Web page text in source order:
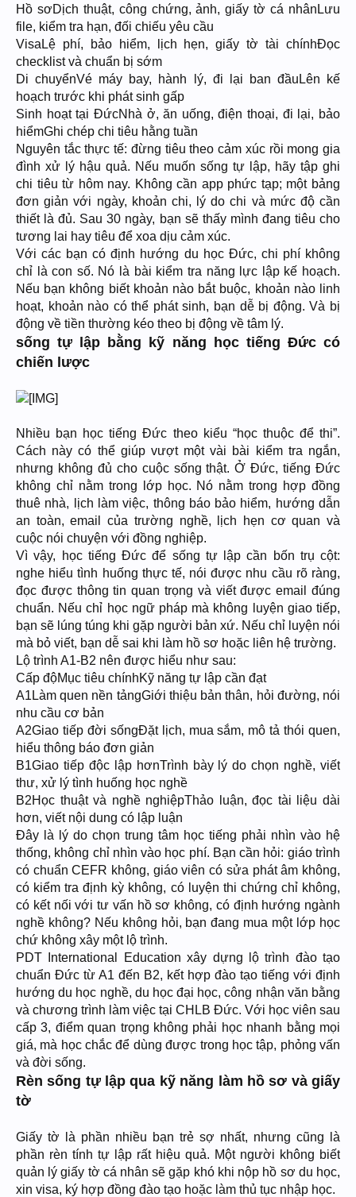
Hồ sơDịch thuật, công chứng, ảnh, giấy tờ cá nhânLưu
file, kiểm tra hạn, đối chiếu yêu cầu
VisaLệ phí, bảo hiểm, lịch hẹn, giấy tờ tài chínhĐọc
checklist và chuẩn bị sớm
Di chuyểnVé máy bay, hành lý, đi lại ban đầuLên kế
hoạch trước khi phát sinh gấp
Sinh hoạt tại ĐứcNhà ở, ăn uống, điện thoại, đi lại, bảo
hiểmGhi chép chi tiêu hằng tuần
Nguyên tắc thực tế: đừng tiêu theo cảm xúc rồi mong gia
đình xử lý hậu quả. Nếu muốn sống tự lập, hãy tập ghi
chi tiêu từ hôm nay. Không cần app phức tạp; một bảng
đơn giản với ngày, khoản chi, lý do chi và mức độ cần
thiết là đủ. Sau 30 ngày, bạn sẽ thấy mình đang tiêu cho
tương lai hay tiêu để xoa dịu cảm xúc.
Với các bạn có định hướng du học Đức, chi phí không
chỉ là con số. Nó là bài kiểm tra năng lực lập kế hoạch.
Nếu bạn không biết khoản nào bắt buộc, khoản nào linh
hoạt, khoản nào có thể phát sinh, bạn dễ bị động. Và bị
động về tiền thường kéo theo bị động về tâm lý.
sống tự lập bằng kỹ năng học tiếng Đức có
chiến lược
Nhiều bạn học tiếng Đức theo kiểu “học thuộc để thi”.
Cách này có thể giúp vượt một vài bài kiểm tra ngắn,
nhưng không đủ cho cuộc sống thật. Ở Đức, tiếng Đức
không chỉ nằm trong lớp học. Nó nằm trong hợp đồng
thuê nhà, lịch làm việc, thông báo bảo hiểm, hướng dẫn
an toàn, email của trường nghề, lịch hẹn cơ quan và
cuộc nói chuyện với đồng nghiệp.
Vì vậy, học tiếng Đức để sống tự lập cần bốn trụ cột:
nghe hiểu tình huống thực tế, nói được nhu cầu rõ ràng,
đọc được thông tin quan trọng và viết được email đúng
chuẩn. Nếu chỉ học ngữ pháp mà không luyện giao tiếp,
bạn sẽ lúng túng khi gặp người bản xứ. Nếu chỉ luyện nói
mà bỏ viết, bạn dễ sai khi làm hồ sơ hoặc liên hệ trường.
Lộ trình A1-B2 nên được hiểu như sau:
Cấp độMục tiêu chínhKỹ năng tự lập cần đạt
A1Làm quen nền tảngGiới thiệu bản thân, hỏi đường, nói
nhu cầu cơ bản
A2Giao tiếp đời sốngĐặt lịch, mua sắm, mô tả thói quen,
hiểu thông báo đơn giản
B1Giao tiếp độc lập hơnTrình bày lý do chọn nghề, viết
thư, xử lý tình huống học nghề
B2Học thuật và nghề nghiệpThảo luận, đọc tài liệu dài
hơn, viết nội dung có lập luận
Đây là lý do chọn trung tâm học tiếng phải nhìn vào hệ
thống, không chỉ nhìn vào học phí. Bạn cần hỏi: giáo trình
có chuẩn CEFR không, giáo viên có sửa phát âm không,
có kiểm tra định kỳ không, có luyện thi chứng chỉ không,
có kết nối với tư vấn hồ sơ không, có định hướng ngành
nghề không? Nếu không hỏi, bạn đang mua một lớp học
chứ không xây một lộ trình.
PDT International Education xây dựng lộ trình đào tạo
chuẩn Đức từ A1 đến B2, kết hợp đào tạo tiếng với định
hướng du học nghề, du học đại học, công nhận văn bằng
và chương trình làm việc tại CHLB Đức. Với học viên sau
cấp 3, điểm quan trọng không phải học nhanh bằng mọi
giá, mà học chắc để dùng được trong học tập, phỏng vấn
và đời sống.
Rèn sống tự lập qua kỹ năng làm hồ sơ và giấy
tờ
Giấy tờ là phần nhiều bạn trẻ sợ nhất, nhưng cũng là
phần rèn tính tự lập rất hiệu quả. Một người không biết
quản lý giấy tờ cá nhân sẽ gặp khó khi nộp hồ sơ du học,
xin visa, ký hợp đồng đào tạo hoặc làm thủ tục nhập học.